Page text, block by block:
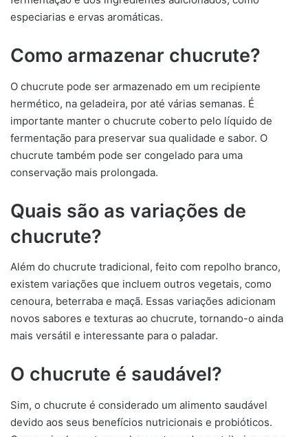
especiarias e ervas aromáticas.
Como armazenar chucrute?
O chucrute pode ser armazenado em um recipiente
hermético, na geladeira, por até várias semanas. É
importante manter o chucrute coberto pelo líquido de
fermentação para preservar sua qualidade e sabor. O
chucrute também pode ser congelado para uma
conservação mais prolongada.
Quais são as variações de
chucrute?
Além do chucrute tradicional, feito com repolho branco,
existem variações que incluem outros vegetais, como
cenoura, beterraba e maçã. Essas variações adicionam
novos sabores e texturas ao chucrute, tornando-o ainda
mais versátil e interessante para o paladar.
O chucrute é saudável?
Sim, o chucrute é considerado um alimento saudável
devido aos seus benefícios nutricionais e probióticos.